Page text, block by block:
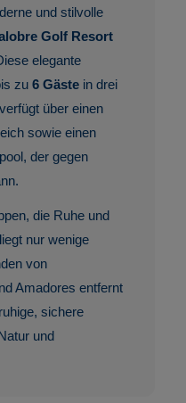
und stilvolle
Golf Resort
elegante
zu6 Gäste in drei
über einen
sowie einen
der gegen
die Ruhe und
nur wenige
von
Amadores entfernt
sichere
und